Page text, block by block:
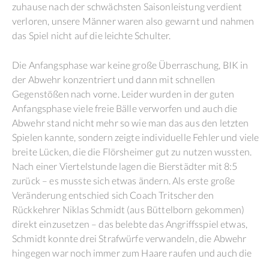
zuhause nach der schwächsten Saisonleistung verdient
verloren, unsere Männer waren also gewarnt und nahmen
das Spiel nicht auf die leichte Schulter.
Die Anfangsphase war keine große Überraschung, BIK in
der Abwehr konzentriert und dann mit schnellen
Gegenstößen nach vorne. Leider wurden in der guten
Anfangsphase viele freie Bälle verworfen und auch die
Abwehr stand nicht mehr so wie man das aus den letzten
Spielen kannte, sondern zeigte individuelle Fehler und viele
breite Lücken, die die Flörsheimer gut zu nutzen wussten.
Nach einer Viertelstunde lagen die Bierstädter mit 8:5
zurück – es musste sich etwas ändern. Als erste große
Veränderung entschied sich Coach Tritscher den
Rückkehrer Niklas Schmidt (aus Büttelborn gekommen)
direkt einzusetzen – das belebte das Angriffsspiel etwas,
Schmidt konnte drei Strafwürfe verwandeln, die Abwehr
hingegen war noch immer zum Haare raufen und auch die